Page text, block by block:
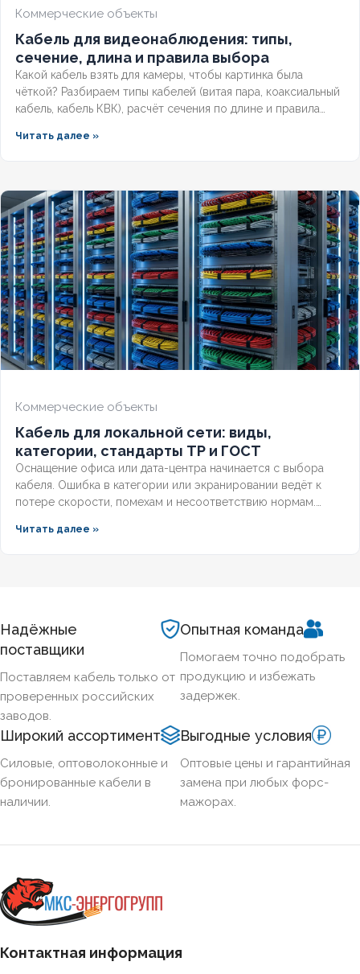
Коммерческие объекты
Кабель для видеонаблюдения: типы,
сечение, длина и правила выбора
Какой кабель взять для камеры, чтобы картинка была
чёткой? Разбираем типы кабелей (витая пара, коаксиальный
кабель, кабель КВК), расчёт сечения по длине и правила
потери сигнала.
Читать далее »
Коммерческие объекты
Кабель для локальной сети: виды,
категории, стандарты ТР и ГОСТ
Оснащение офиса или дата-центра начинается с выбора
кабеля. Ошибка в категории или экранировании ведёт к
потере скорости, помехам и несоответствию нормам.
какие категории поддерживает гигабит и 10G, и как
Читать далее »
Надёжные
поставщики
Поставляем кабель только от
проверенных российских
заводов.
Опытная команда
Помогаем точно подобрать
продукцию и избежать
задержек.
Широкий ассортимент
Силовые, оптоволоконные и
бронированные кабели в
наличии.
Выгодные условия
Оптовые цены и гарантийная
замена при любых форс-
мажорах.
Контактная информация